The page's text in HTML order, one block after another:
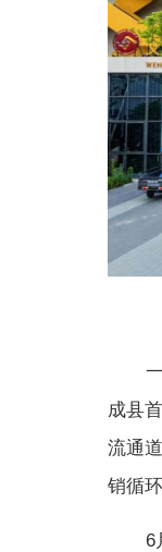
一端
成县
流通
销循
6月